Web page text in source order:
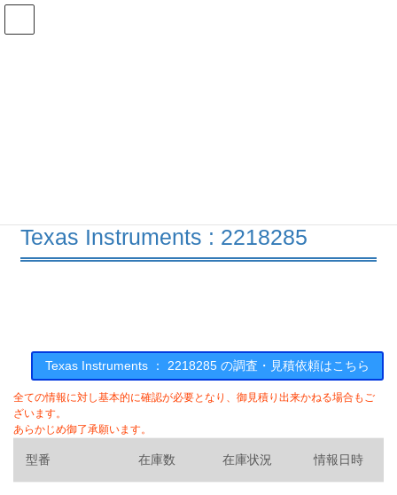
コ
ナ
Texas Instruments : 2218285
Texas Instruments ： 2218285 の調査・見積依頼はこちら
全ての情報に対し基本的に確認が必要となり、御見積り出来かねる場合もご
ざいます。
あらかじめ御了承願います。
型番 在庫数 在庫状況 情報日時